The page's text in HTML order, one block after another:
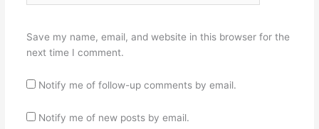
Save my name, email, and website in this browser for the
next time I comment.
Notify me of follow-up comments by email.
Notify me of new posts by email.